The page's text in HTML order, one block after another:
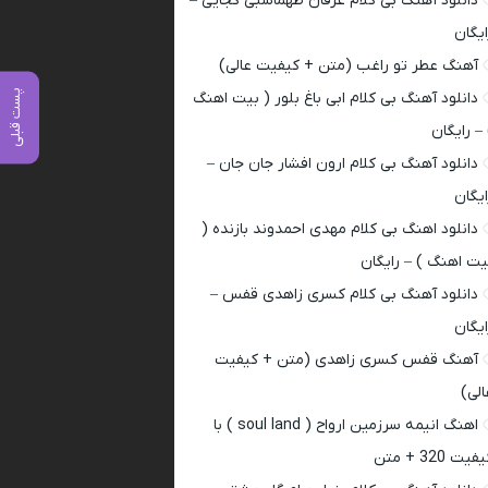
پست قبلی
آهنگ عطر تو راغب (متن + کیفیت عالی)
دانلود آهنگ بی کلام ابی باغ بلور ( بیت اهنگ
– رایگان
دانلود آهنگ بی کلام ارون افشار جان جان –
دانلود اهنگ بی کلام مهدی احمدوند بازنده (
اهنگ ) – رایگان
دانلود آهنگ بی کلام کسری زاهدی قفس –
آهنگ قفس کسری زاهدی (متن + کیفیت
اهنگ انیمه سرزمین ارواح ( soul land ) با
320 + متن